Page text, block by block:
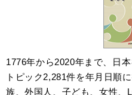
1776年から2020年まで、日
トピック2,281件を年月日順
族、外国人、子ども、女性、